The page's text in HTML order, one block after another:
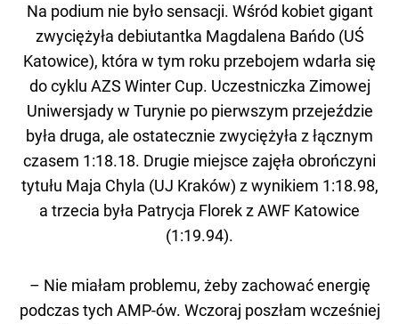
Na podium nie było sensacji. Wśród kobiet gigant
zwyciężyła debiutantka Magdalena Bańdo (UŚ
Katowice), która w tym roku przebojem wdarła się
do cyklu AZS Winter Cup. Uczestniczka Zimowej
Uniwersjady w Turynie po pierwszym przejeździe
była druga, ale ostatecznie zwyciężyła z łącznym
czasem 1:18.18. Drugie miejsce zajęła obrończyni
tytułu Maja Chyla (UJ Kraków) z wynikiem 1:18.98,
a trzecia była Patrycja Florek z AWF Katowice
(1:19.94).
– Nie miałam problemu, żeby zachować energię
podczas tych AMP-ów. Wczoraj poszłam wcześniej